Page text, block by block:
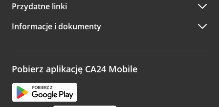
Przydatne linki
Informacje i dokumenty
Pobierz aplikację CA24 Mobile